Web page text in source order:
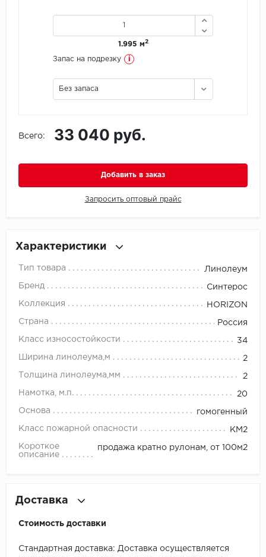
Jinan PDM
KDF
Natisston
No brand
Pergo
SPC
1.995 м2
Запас на подрезку i
Без запаса
Всего: 33 040 руб.
Добавить в заказ
Запросить оптовый прайс
Характеристики
Тип товара Линолеум
Бренд Синтерос
Коллекция HORIZON
Страна Россия
Класс износостойкости 34
Ширина линолеума,м 2
Толщина линолеума,мм 2
Намотка, м.п. 20
Основа гомогенный
Класс пожарной опасности КМ2
Короткое
описание
продажа кратно рулонам, от 100м2
Доставка
Стоимость доставки
Стандартная доставка: Доставка осуществляется